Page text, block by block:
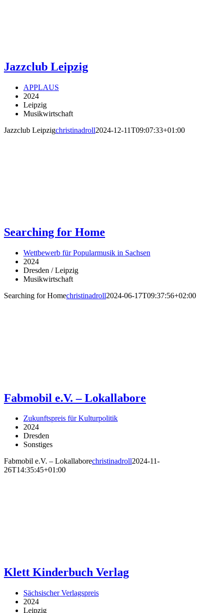
Jazzclub Leipzig
APPLAUS
2024
Leipzig
Musikwirtschaft
Jazzclub Leipzigchristinadroll2024-12-11T09:07:33+01:00
Searching for Home
Wettbewerb für Popularmusik in Sachsen
2024
Dresden / Leipzig
Musikwirtschaft
Searching for Homechristinadroll2024-06-17T09:37:56+02:00
Fabmobil e.V. – Lokallabore
Zukunftspreis für Kulturpolitik
2024
Dresden
Sonstiges
Fabmobil e.V. – Lokallaborechristinadroll2024-11-
26T14:35:45+01:00
Klett Kinderbuch Verlag
Sächsischer Verlagspreis
2024
Leipzig